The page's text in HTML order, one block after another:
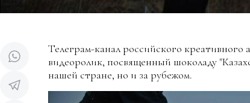
Телеграм-канал российского
видеоролик, посвященный шоколаду
нашей стране, но и за рубежом.